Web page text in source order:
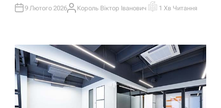
9 Лютого 2026А
Король Віктор Іванович О
О
В
Н
И
Ч
А
С
1 Хв Читання